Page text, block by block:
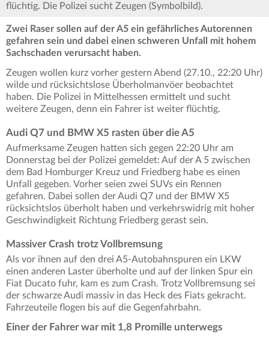
flüchtig. Die Polizei sucht Zeugen (Symbolbild).
Zwei Raser sollen auf der A5 ein gefährliches Autorennen
gefahren sein und dabei einen schweren Unfall mit hohem
Sachschaden verursacht haben.
Zeugen wollen kurz vorher gestern Abend (27.10., 22:20 Uhr)
wilde und rücksichtslose Überholmanvöer beobachtet
haben. Die Polizei in Mittelhessen ermittelt und sucht
weitere Zeugen, denn ein Fahrer ist weiter flüchtig.
Audi Q7 und BMW X5 rasten über die A5
Aufmerksame Zeugen hatten sich gegen 22:20 Uhr am
Donnerstag bei der Polizei gemeldet: Auf der A 5 zwischen
dem Bad Homburger Kreuz und Friedberg habe es einen
Unfall gegeben. Vorher seien zwei SUVs ein Rennen
gefahren. Dabei sollen der Audi Q7 und der BMW X5
rücksichtslos überholt haben und verkehrswidrig mit hoher
Geschwindigkeit Richtung Friedberg gerast sein.
Massiver Crash trotz Vollbremsung
Als vor ihnen auf den drei A5-Autobahnspuren ein LKW
einen anderen Laster überholte und auf der linken Spur ein
Fiat Ducato fuhr, kam es zum Crash. Trotz Vollbremsung sei
der schwarze Audi massiv in das Heck des Fiats gekracht.
Fahrzeuteile flogen bis auf die Gegenfahrbahn.
Einer der Fahrer war mit 1,8 Promille unterwegs